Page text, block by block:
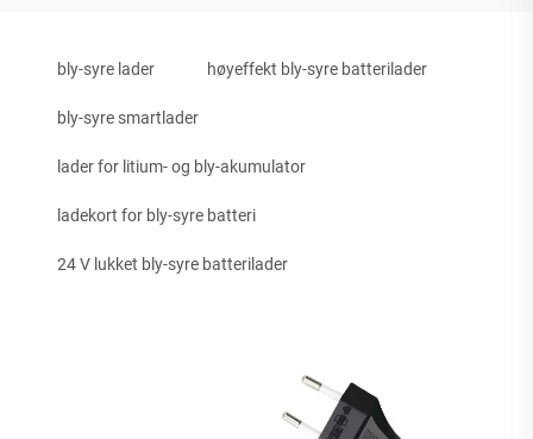
bly-syre lader høyeffekt bly-syre batterilader
bly-syre smartlader
lader for litium- og bly-akumulator
ladekort for bly-syre batteri
24 V lukket bly-syre batterilader